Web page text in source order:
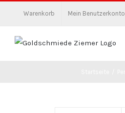
Warenkorb Mein Benutzerkonto